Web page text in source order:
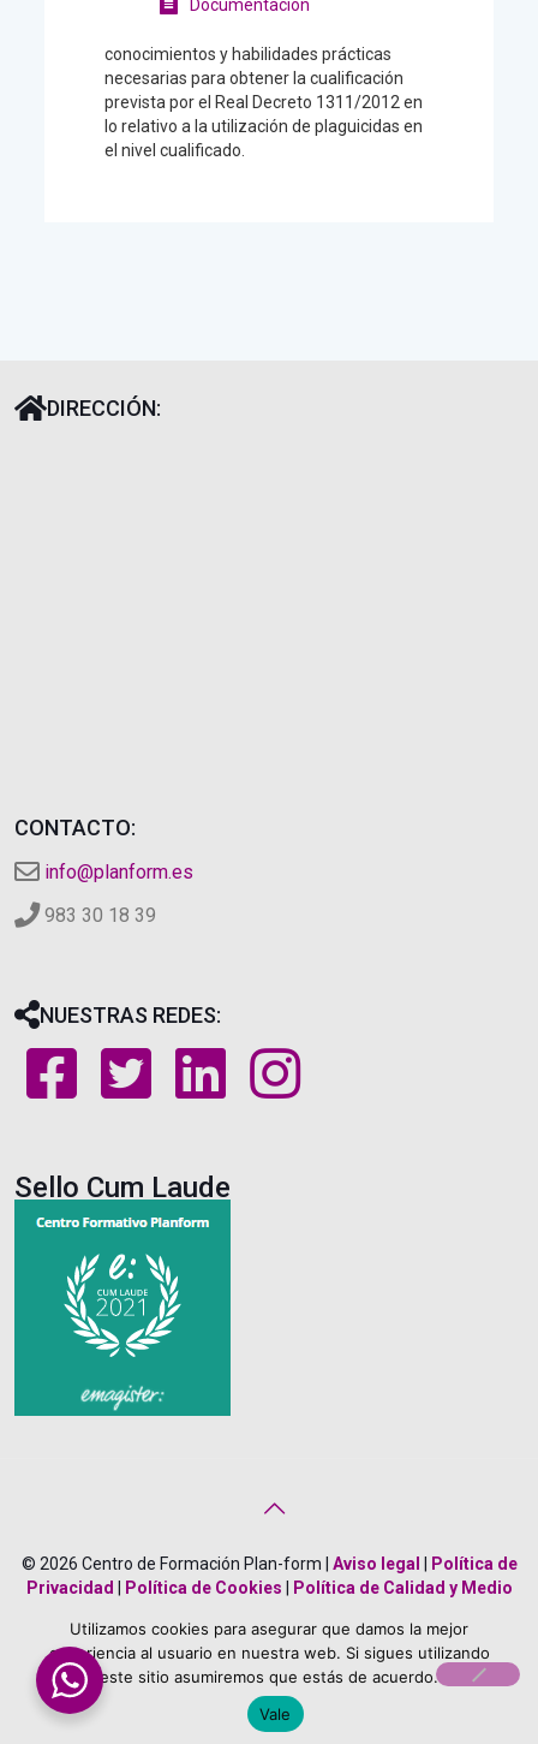
Documentación
conocimientos y habilidades prácticas
necesarias para obtener la cualificación
prevista por el Real Decreto 1311/2012 en
lo relativo a la utilización de plaguicidas en
el nivel cualificado.
DIRECCIÓN:
CONTACTO:
info@planform.es
983 30 18 39
NUESTRAS REDES:
Sello Cum Laude
© 2026 Centro de Formación Plan-form | Aviso legal | Política de
Privacidad | Política de Cookies | Política de Calidad y Medio
About Us Career Terms Team Members
Utilizamos cookies para asegurar que damos la mejor
experiencia al usuario en nuestra web. Si sigues utilizando
este sitio asumiremos que estás de acuerdo.
Vale